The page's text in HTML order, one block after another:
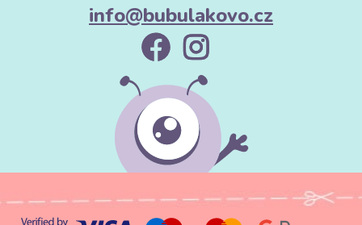
info@bubulakovo.cz